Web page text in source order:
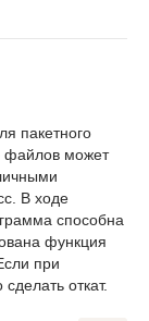
пакетного
файлов может
В ходе
способна
функция
при
откат.